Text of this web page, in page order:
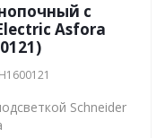
с
Asfora
Schneider